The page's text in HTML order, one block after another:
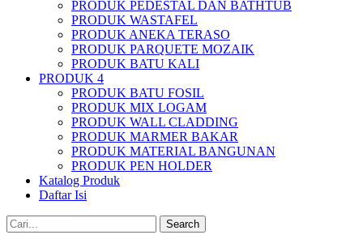
PRODUK PEDESTAL DAN BATHTUB
PRODUK WASTAFEL
PRODUK ANEKA TERASO
PRODUK PARQUETE MOZAIK
PRODUK BATU KALI
PRODUK 4
PRODUK BATU FOSIL
PRODUK MIX LOGAM
PRODUK WALL CLADDING
PRODUK MARMER BAKAR
PRODUK MATERIAL BANGUNAN
PRODUK PEN HOLDER
Katalog Produk
Daftar Isi
Search